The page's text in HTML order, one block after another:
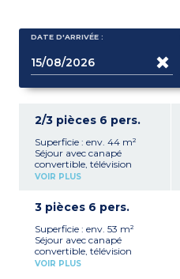
DATE D'ARRIVÉE :
2/3 pièces 6 pers.
Superficie : env. 44 m²
Séjour avec canapé
convertible, télévision
Cuisine équipée avec
vaisselle, cafetière à
1 chambre avec 1 lit double
Cabine avec 2 lits simples
superposés
1 salle d'eau avec baignoire
VOIR PLUS
3 pièces 6 pers.
Superficie : env. 53 m²
Séjour avec canapé
convertible, télévision
Cuisine équipée avec
VOIR PLUS